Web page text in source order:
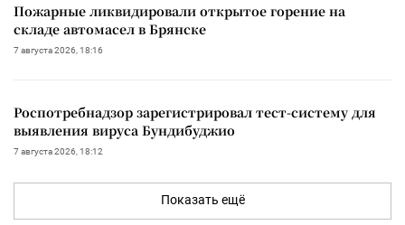
Пожарные ликвидировали открытое горение на
складе автомасел в Брянске
7 августа 2026, 18:16
Роспотребнадзор зарегистрировал тест-систему для
выявления вируса Бундибуджио
7 августа 2026, 18:12
Показать ещё